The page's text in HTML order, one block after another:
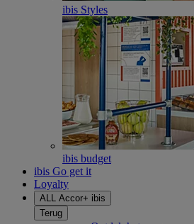
ibis Styles
ibis budget
ibis Go get it
Loyalty
ALL Accor+ ibis
Terug